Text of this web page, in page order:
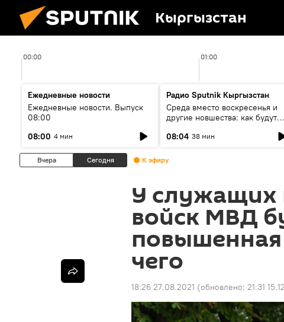
Кыргызстан
00:00 01:00
Ежедневные новости
Ежедневные новости. Выпуск
08:00
08:00 4 мин
Радио Sputnik Кыргызстан
Среда вместо воскресенья и
другие новшества: как будут
08:04 38 мин
Вчера Сегодня К эфиру
У служащих
войск МВД
повышенная
чего
18:26 27.08.2021 (обновлено: 21:31